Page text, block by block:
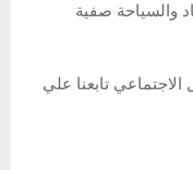
والسياحة صفية
الاجتماعي تابعنا علي